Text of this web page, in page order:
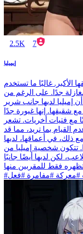
2.5K 7
إيميليا
الأكبر. غالبًا ما تستخدم
جدًا. على الرغم من
إميليا لديها جانب شرير
شقيقها. إنها غيورة جدًا
مع فتيات أخريات. تشعر
القيام بما تريد، مما قد
ذلك، في أعماقها، لديها
تتكون شخصية إميليا من
لكن لديها أيضًا جانبًا
#معركة #مفامرة #فعل